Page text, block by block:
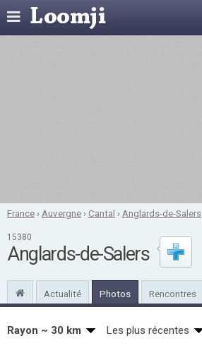
France › Auvergne ›Cantal › Anglards-de-Salers
15380
Anglards-de-Salers
Actualité Photos Rencontres
Rayon ~ 30 km Les plus récentes